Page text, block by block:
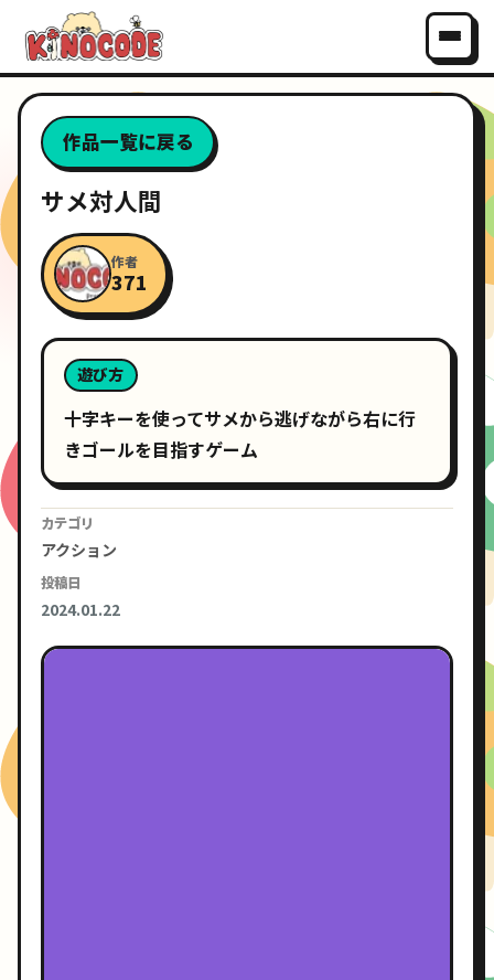
作品一覧に戻る
サメ対人間
作者
371
遊び方
十字キーを使ってサメから逃げながら右に行
きゴールを目指すゲーム
カテゴリ
アクション
投稿日
2024.01.22